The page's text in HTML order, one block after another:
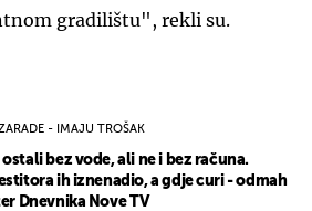
gradilištu", rekli su.
- IMAJU TROŠAK
bez vode, ali ne i bez računa.
ih iznenadio, a gdje curi - odmah
Dnevnika Nove TV